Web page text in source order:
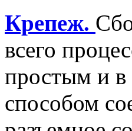
Крепеж.
всего
простым и
способом